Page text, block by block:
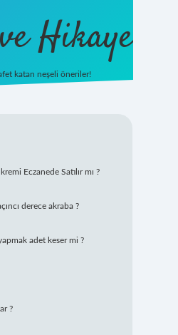
Hikaye
katan neşeli öneriler!
Eczanede Satılır mı ?
derece akraba ?
adet keser mi ?
?